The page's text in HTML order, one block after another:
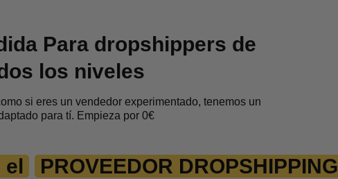
Para dropshippers de
los niveles
si eres un vendedor experimentado, tenemos un
para tí. Empieza por 0€
PROVEEDOR DROPSHIPPING